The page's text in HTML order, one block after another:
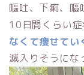
嘔吐、下痢、
10日間くらい
なくて痩せてい
滅入りそうにな